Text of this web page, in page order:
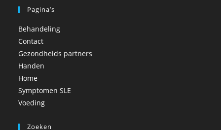
Pagina’s
Behandeling
Contact
Gezondheids partners
Handen
Home
Symptomen SLE
Voeding
Zoeken